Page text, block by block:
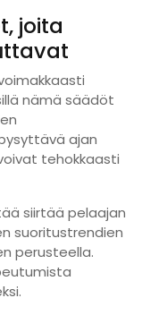
joita
nämä säädöt
ajan
tehokkaasti
siirtää pelaajan
suoritustrendien
perusteella.